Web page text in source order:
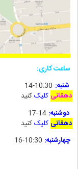
ساعت کاری:
شنبه:
دهقانی کلیککنید
دوشنبه: 14-17
دهقانی کلیککنید
چهارشنبه: